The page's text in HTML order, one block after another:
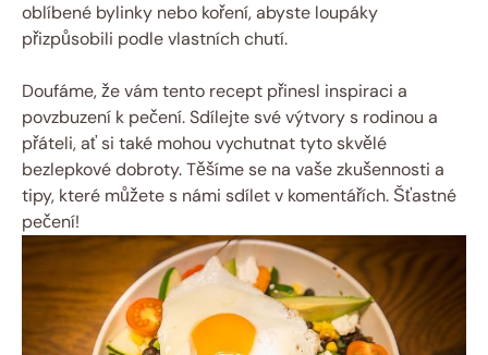
oblíbené bylinky nebo koření, abyste loupáky
přizpůsobili podle vlastních chutí.
Doufáme, že vám tento recept přinesl inspiraci a
povzbuzení k pečení. Sdílejte své výtvory s rodinou a
přáteli, ať si také mohou vychutnat tyto skvělé
bezlepkové dobroty. Těšíme se na vaše zkušennosti a
tipy, které můžete s námi sdílet v komentářích. Šťastné
pečení!